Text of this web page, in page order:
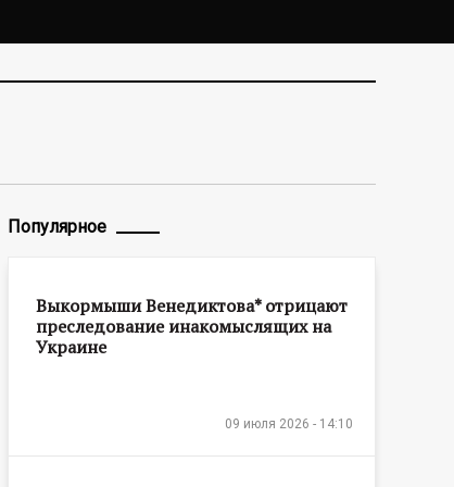
Популярное
Выкормыши Венедиктова* отрицают
преследование инакомыслящих на
Украине
09 июля 2026 - 14:10